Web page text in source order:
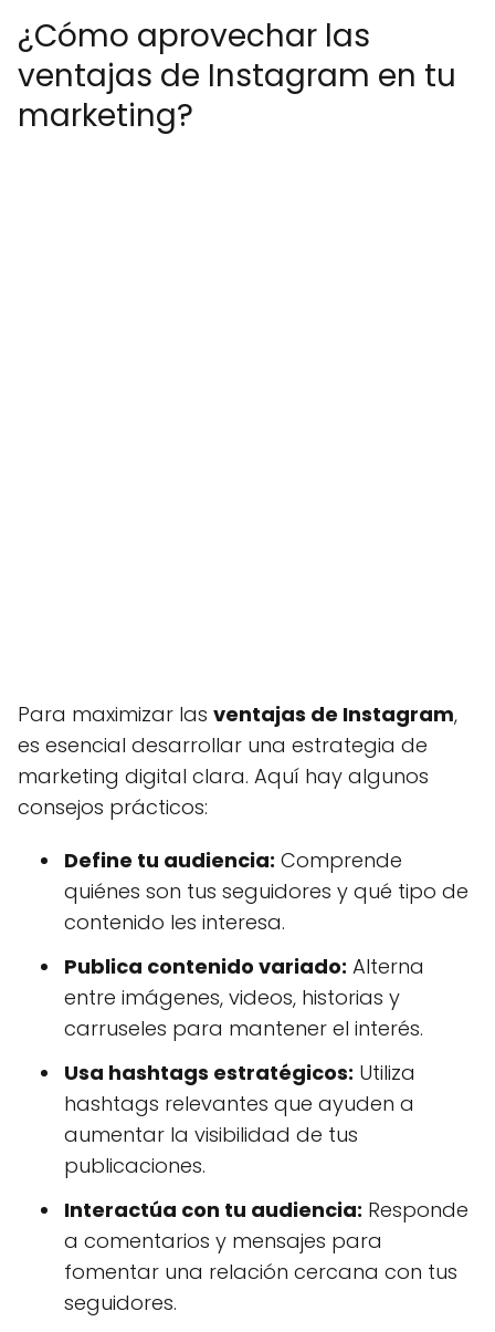
¿Cómo aprovechar las
ventajas de Instagram en tu
marketing?
Para maximizar las ventajas de Instagram,
es esencial desarrollar una estrategia de
marketing digital clara. Aquí hay algunos
consejos prácticos:
Define tu audiencia: Comprende
quiénes son tus seguidores y qué tipo de
contenido les interesa.
Publica contenido variado: Alterna
entre imágenes, videos, historias y
carruseles para mantener el interés.
Usa hashtags estratégicos: Utiliza
hashtags relevantes que ayuden a
aumentar la visibilidad de tus
publicaciones.
Interactúa con tu audiencia: Responde
a comentarios y mensajes para
fomentar una relación cercana con tus
seguidores.